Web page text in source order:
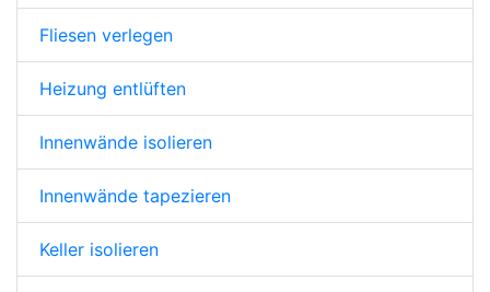
Fliesen verlegen
Heizung entlüften
Innenwände isolieren
Innenwände tapezieren
Keller isolieren